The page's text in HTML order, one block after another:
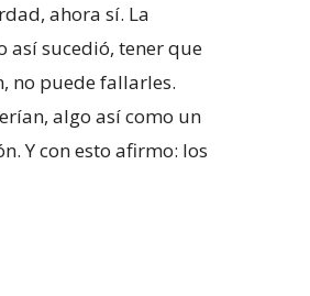
ahora sí. La
así sucedió, tener que
no puede fallarles.
algo así como un
Y con esto afirmo: los